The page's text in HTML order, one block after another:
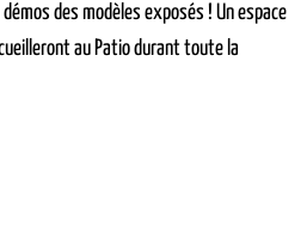
des modèles exposés ! Un espace
au Patio durant toute la